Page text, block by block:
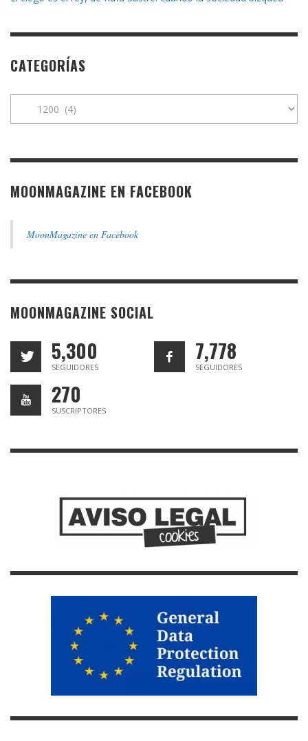
CATEGORÍAS
MOONMAGAZINE EN FACEBOOK
MoonMagazine en Facebook
MOONMAGAZINE SOCIAL
5,300
SEGUIDORES
7,778
SEGUIDORES
270
SUSCRIPTORES